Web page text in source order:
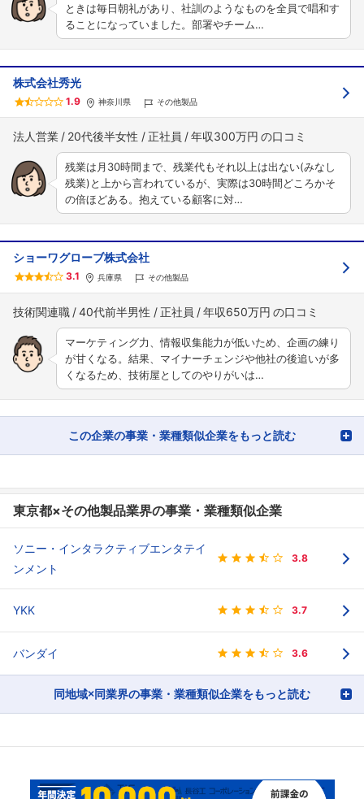
ときは毎日朝礼があり、社訓のようなものを全員で唱和す
ることになっていました。部署やチーム…
株式会社秀光
1.9 神奈川県 その他製品
法人営業 20代後半女性 正社員 年収300万円
残業は月30時間まで、残業代もそれ以上は出ない(みなし
残業)と上から言われているが、実際は30時間どころかそ
の倍ほどある。抱えている顧客に対…
ショーワグローブ株式会社
3.1 兵庫県 その他製品
技術関連職 40代前半男性 正社員 年収650万円
マーケティング力、情報収集能力が低いため、企画の練り
が甘くなる。結果、マイナーチェンジや他社の後追いが多
くなるため、技術屋としてのやりがいは…
この企業の事業・業種類似企業をもっと読む
東京都×その他製品業界の事業・業種類似企業
ソニー・インタラクティブエンタテイ
ンメント
3.8
YKK 3.7
バンダイ 3.6
同地域×同業界の事業・業種類似企業をもっと読む